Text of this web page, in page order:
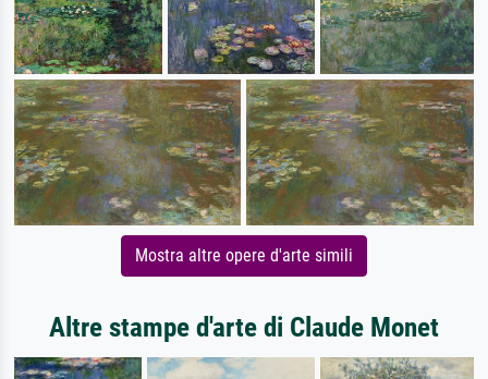
Mostra altre opere d'arte simili
Altre stampe d'arte di Claude Monet